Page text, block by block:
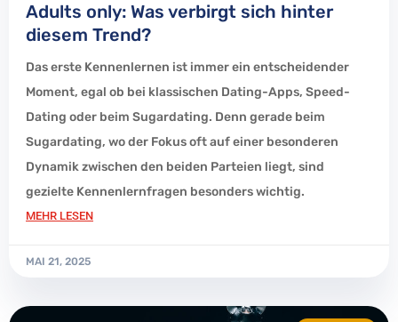
Adults only: Was verbirgt sich hinter
diesem Trend?
Das erste Kennenlernen ist immer ein entscheidender
Moment, egal ob bei klassischen Dating-Apps, Speed-
Dating oder beim Sugardating. Denn gerade beim
Sugardating, wo der Fokus oft auf einer besonderen
Dynamik zwischen den beiden Parteien liegt, sind
gezielte Kennenlernfragen besonders wichtig.
MEHR LESEN
MAI 21, 2025